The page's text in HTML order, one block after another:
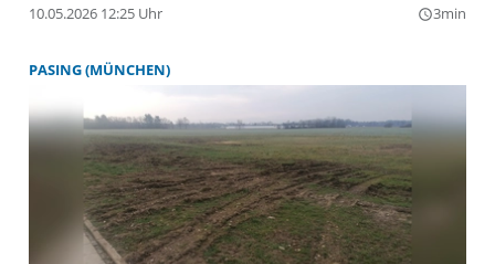
10.05.2026 12:25 Uhr query_builder3min
PASING (MÜNCHEN)